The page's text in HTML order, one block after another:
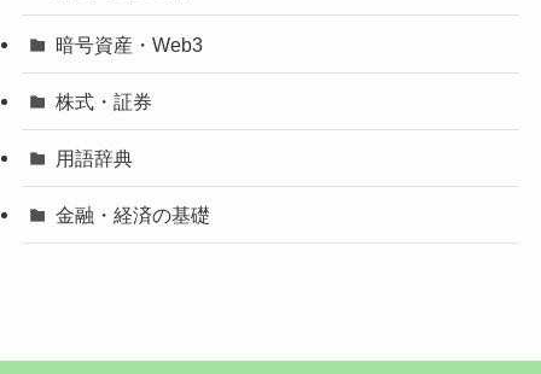
暗号資産・Web3
株式・証券
用語辞典
金融・経済の基礎